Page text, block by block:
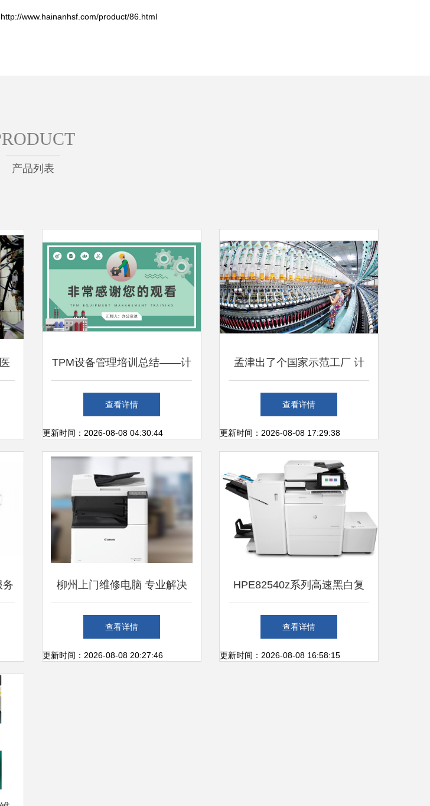
www.hainanhsf.com/product/86.html
产品列表
TPM设备管理培训总结——计
算机及办公设备维修篇\n- 副
标题 推行全员生产维护，提
升办公设备效率\n- 姓名/日期
\n\n**2. 培训目标概述**\n- 理
解TPM在办公设备管理中的核
查看详情
更新时间：2026-08-08 04:30:44
孟津出了个国家示范工厂 计
算机及办公设备维修
查看详情
更新时间：2026-08-08 17:29:38
务 柳州上门维修电脑 专业解决
计算机及办公设备故障
查看详情
更新时间：2026-08-08 20:27:46
HPE82540z系列高速黑白复
印机A3幅面_广州惠维信息技
术新品信息_太平洋电脑网IT
查看详情
更新时间：2026-08-08 16:58:15